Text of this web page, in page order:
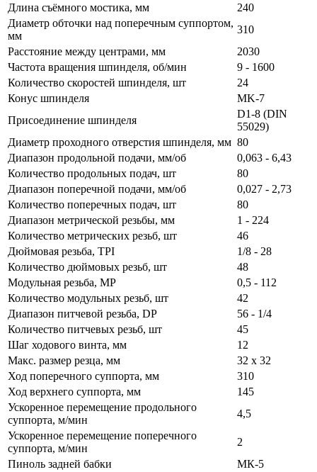
Длина съёмного мостика, мм
240
Диаметр обточки над поперечным суппортом,
мм
310
Расстояние между центрами, мм
2030
Частота вращения шпинделя, об/мин
9 - 1600
Количество скоростей шпинделя, шт
24
Конус шпинделя
МK-7
Присоединение шпинделя
D1-8 (DIN
55029)
Диаметр проходного отверстия шпинделя, мм 80
Диапазон продольной подачи, мм/об
0,063 - 6,43
Количество продольных подач, шт
80
Диапазон поперечной подачи, мм/об
0,027 - 2,73
Количество поперечных подач, шт
80
Диапазон метрической резьбы, мм
1 - 224
Количество метрических резьб, шт
46
Дюймовая резьба, TPI
1/8 - 28
Количество дюймовых резьб, шт
48
Модульная резьба, MP
0,5 - 112
Количество модульных резьб, шт
42
Диапазон питчевой резьба, DP
56 - 1/4
Количество питчевых резьб, шт
45
Шаг ходового винта, мм
12
Макс. размер резца, мм
32 x 32
Ход поперечного суппорта, мм
310
Ход верхнего суппорта, мм
145
Ускоренное перемещение продольного
суппорта, м/мин
4,5
Ускоренное перемещение поперечного
суппорта, м/мин
2
Пиноль задней бабки
МК-5